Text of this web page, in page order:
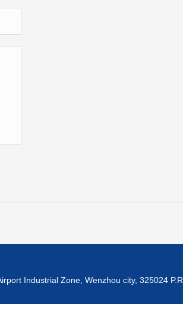
Industrial Zone, Wenzhou city, 325024 P.R.